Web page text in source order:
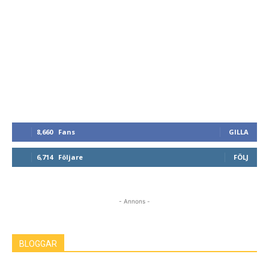
8,660 Fans GILLA
6,714 Följare FÖLJ
- Annons -
BLOGGAR